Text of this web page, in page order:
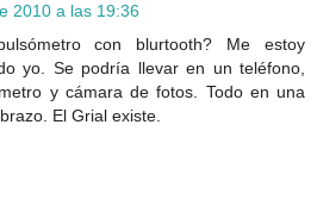
2010 a las 19:36
con blurtooth? Me estoy
yo. Se podría llevar en un teléfono,
y cámara de fotos. Todo en una
El Grial existe.